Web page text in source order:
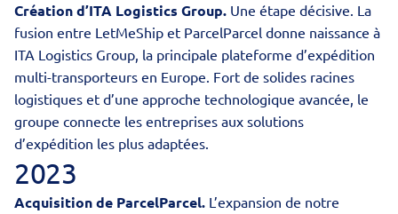
Création d’ITA Logistics Group. Une étape décisive. La
fusion entre LetMeShip et ParcelParcel donne naissance à
ITA Logistics Group, la principale plateforme d’expédition
multi-transporteurs en Europe. Fort de solides racines
logistiques et d’une approche technologique avancée, le
groupe connecte les entreprises aux solutions
d’expédition les plus adaptées.
2023
Acquisition de ParcelParcel. L’expansion de notre